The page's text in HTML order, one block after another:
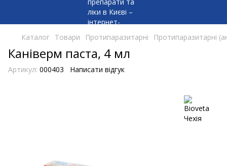
Каталог Товари Протипаразитарні Протипаразитарні
Каніверм паста, 4 мл
Артикул: 000403 Написати відгук